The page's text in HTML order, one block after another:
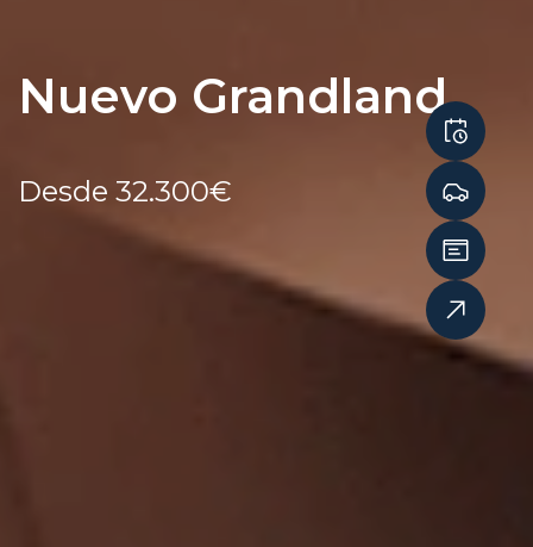
Nuevo Grandland
Desde 32.300€